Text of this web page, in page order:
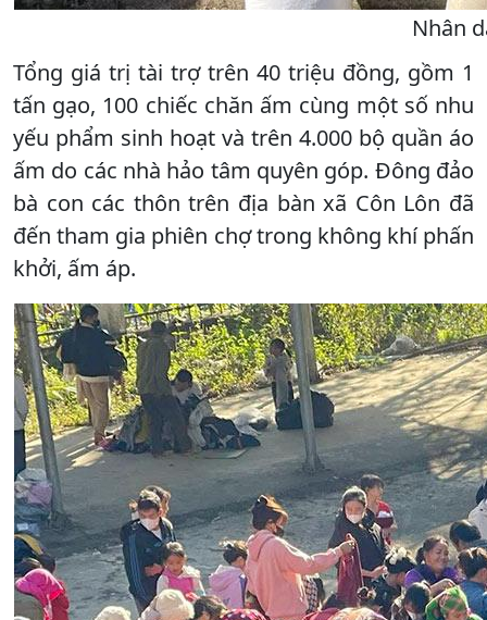
Nhân
Tổng giá trị tài trợ trên 40 triệu đồng, gồm 1
tấn gạo, 100 chiếc chăn ấm cùng một số nhu
yếu phẩm sinh hoạt và trên 4.000 bộ quần áo
ấm do các nhà hảo tâm quyên góp. Đông đảo
bà con các thôn trên địa bàn xã Côn Lôn đã
đến tham gia phiên chợ trong không khí phấn
khởi, ấm áp.